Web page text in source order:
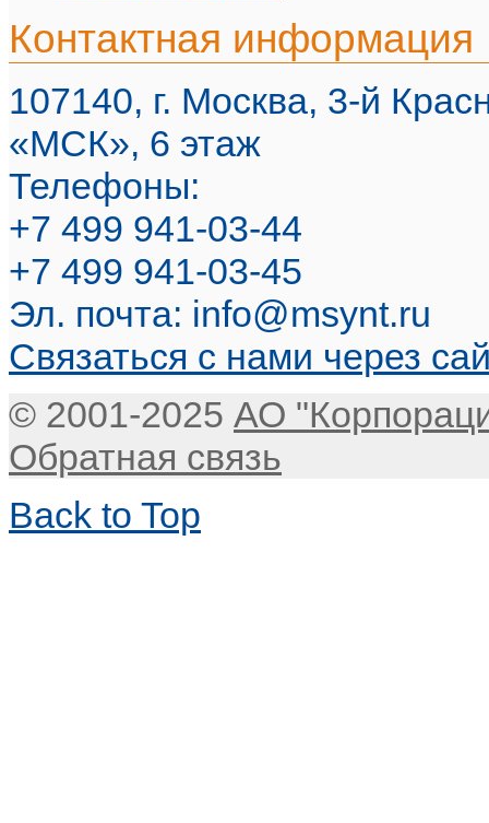
Контактная информация
107140, г. Москва, 3-й
«МСК», 6 этаж
Телефоны:
+7 499 941-03-44
+7 499 941-03-45
Эл. почта: info@msynt.ru
Связаться с нами через
© 2001-2025 АО
Обратная связь
Back to Top